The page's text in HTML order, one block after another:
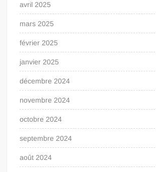
avril 2025
mars 2025
février 2025
janvier 2025
décembre 2024
novembre 2024
octobre 2024
septembre 2024
août 2024